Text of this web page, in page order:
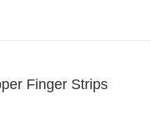
Finger Strips